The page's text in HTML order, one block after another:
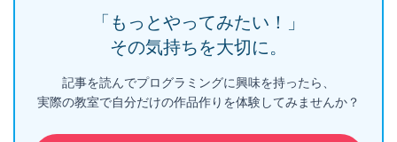
「もっとやってみたい！」
その気持ちを大切に。
記事を読んでプログラミングに興味を持ったら、
実際の教室で自分だけの作品作りを体験してみませんか？